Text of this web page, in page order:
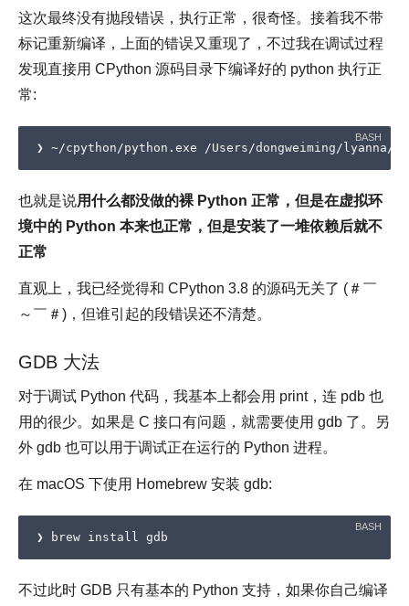
这次最终没有抛段错误，执行正常，很奇怪。接着我不带
标记重新编译，上面的错误又重现了，不过我在调试过程
发现直接用 CPython 源码目录下编译好的 python 执行正
常:
也就是说用什么都没做的裸 Python 正常，但是在虚拟环
境中的 Python 本来也正常，但是安装了一堆依赖后就不
正常
直观上，我已经觉得和 CPython 3.8 的源码无关了 (＃￣
～￣＃)，但谁引起的段错误还不清楚。
GDB 大法
对于调试 Python 代码，我基本上都会用 print，连 pdb 也
用的很少。如果是 C 接口有问题，就需要使用 gdb 了。另
外 gdb 也可以用于调试正在运行的 Python 进程。
在 macOS 下使用 Homebrew 安装 gdb:
不过此时 GDB 只有基本的 Python 支持，如果你自己编译